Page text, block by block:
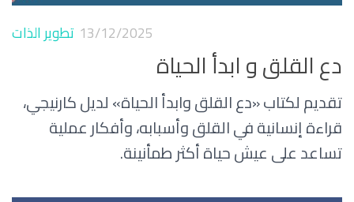
تطوير الذات 13/12/2025
دع القلق و ابدأ الحياة
تقديم لكتاب «دع القلق وابدأ الحياة» لديل كارنيجي،
قراءة إنسانية في القلق وأسبابه، وأفكار عملية
تساعد على عيش حياة أكثر طمأنينة.